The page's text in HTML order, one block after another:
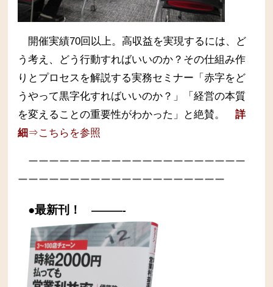
開催実績70回以上。高収益を実現するには、ど
う考え、どう行動すればいいのか？その仕組み作
りとプロセスを解説する実務セミナー 「赤字をど
うやって黒字化すればいいのか？」「経営の本質
を変えることの重要性がわかった」と絶賛。
詳
細⇒こちらを参照
ーーーーーーーーーーーーーーーーーーーーー
ーーーーーーーーーーーーーーーーーーーー
●最新刊！ ———-